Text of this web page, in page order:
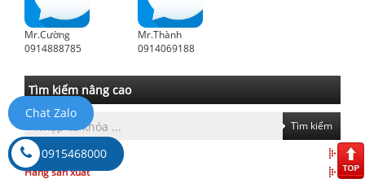
Mr.Cường
0914888785
Mr.Thành
0914069188
Tìm kiếm nâng cao
Tìm kiếm
Nhóm hàng
Hãng sản xuất
Chat Zalo
0915468000